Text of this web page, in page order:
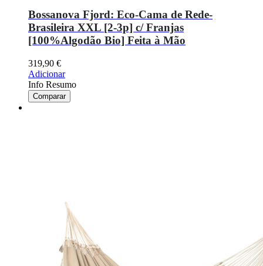
Bossanova Fjord: Eco-Cama de Rede-
Brasileira XXL [2-3p] c/ Franjas
[100%Algodão Bio] Feita à Mão
319,90 €
Adicionar
Info Resumo
Comparar